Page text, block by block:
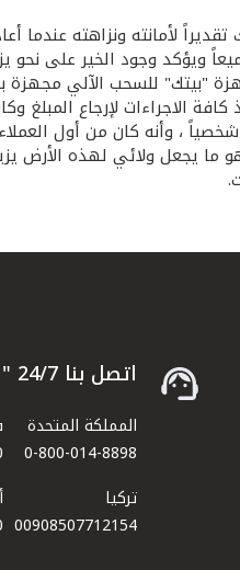
لأمانته ونزاهته عندما
ويؤكد وجود الخير على
"بيتك" للسحب الآلي مجهزة
الاجراءات لإرجاع
، وأنه كان من أول
عشت فيه 3 عقود من الزمن وهو ما
اتصل بنا 24/7 "الخدمة الهاتفية" 1803333
المملكة المتحدة
0-800-014-8898
تركيا
00908507712154​